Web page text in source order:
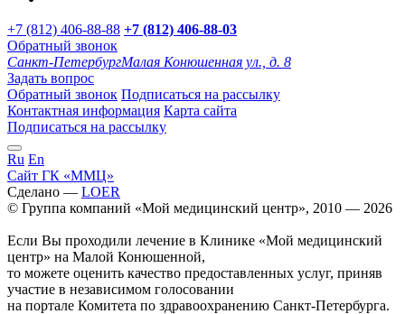
+7 (812) 406-88-88 +7 (812) 406-88-03
Обратный звонок
Санкт-ПетербургМалая Конюшенная ул., д. 8
Задать вопрос
Обратный звонок Подписаться на рассылку
Контактная информация Карта сайта
Подписаться на рассылку
Ru En
Сайт ГК «ММЦ»
Сделано — LOER
© Группа компаний «Мой медицинский центр», 2010 — 2026
Если Вы проходили лечение в Клинике «Мой медицинский
центр» на Малой Конюшенной,
то можете оценить качество предоставленных услуг, приняв
участие в независимом голосовании
на портале Комитета по здравоохранению Санкт-Петербурга.